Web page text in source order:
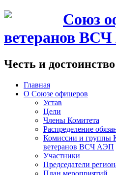
Союз
ветеранов
Честь и достоинство
Главная
О Союзе офицеров
Устав
Цели
Члены Комитета
Распределение
Комиссии и группы
ветеранов ВСЧ АЭП
Участники
Председатели
План мероприятий